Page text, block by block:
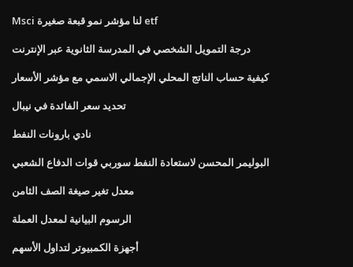
Msci لنا مؤشر نمو قبعة صغيرة etf
درجة التمويل الشخصي في المدرسة الثانوية عبر الإنترنت
كيفية حساب الناتج المحلي الإجمالي الاسمي مع مؤشر الأسعار
تحديد سعر الفائدة في نيبال
نادي بارونات النفط
البوليمر المحسن لاستعادة النفط سوربي قوات الدفاع الشعبي
معدل تغير صيغة الصف الثامن
الرسوم البيانية لمعدل العملة
أجهزة الكمبيوتر لتداول الأسهم